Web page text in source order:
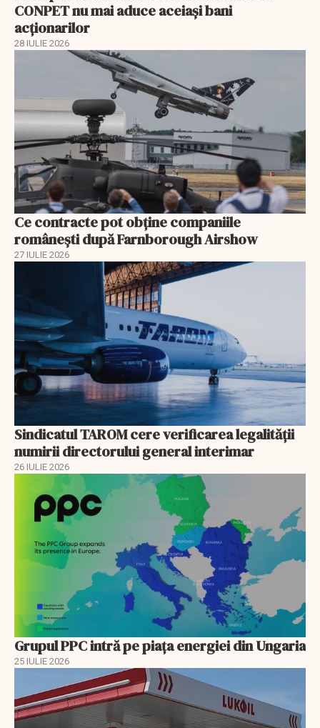
CONPET nu mai aduce aceiași bani
acționarilor
28 IULIE 2026
Ce contracte pot obține companiile
românești după Farnborough Airshow
27 IULIE 2026
Sindicatul TAROM cere verificarea legalității
numirii directorului general interimar
26 IULIE 2026
Grupul PPC intră pe piața energiei din Ungaria
25 IULIE 2026